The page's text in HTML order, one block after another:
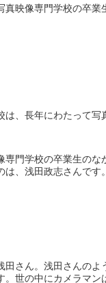
映像専門学校の卒業
、長年にわたって写
門学校の卒業生のな
、浅田政志さんです。
さん。浅田さんのよ
世の中にカメラマン